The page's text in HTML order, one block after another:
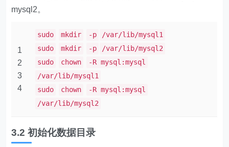
mysql2​​。
1
2
3
4
sudo mkdir -p
/var/lib/mysql1
sudo
mkdir -p
/var/lib/mysql2
sudo
chown
-R mysql:mysql
/var/lib/mysql1
sudo
chown
-R mysql:mysql
/var/lib/mysql2
3.2 初始化数据目录